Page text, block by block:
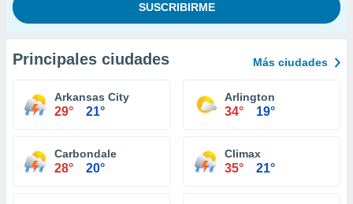
Principales ciudades Más ciudades
Arkansas City
29° 21°
Arlington
34° 19°
Carbondale
28° 20°
Climax
35° 21°